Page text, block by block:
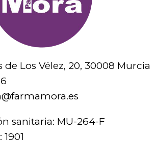
de Los Vélez, 20, 30008 Murcia
sanitaria: MU-264-F